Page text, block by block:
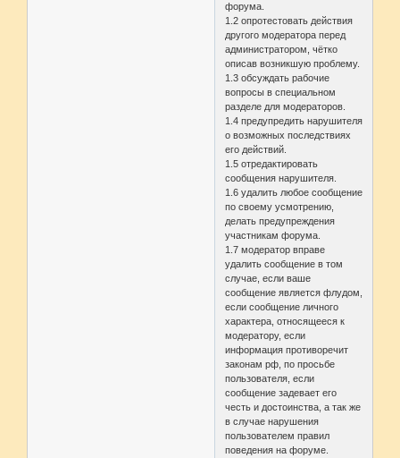
форума.
1.2 опротестовать действия
другого модератора перед
администратором, чётко
описав возникшую проблему.
1.3 обсуждать рабочие
вопросы в специальном
разделе для модераторов.
1.4 предупредить нарушителя
о возможных последствиях
его действий.
1.5 отредактировать
сообщения нарушителя.
1.6 удалить любое сообщение
по своему усмотрению,
делать предупреждения
участникам форума.
1.7 модератор вправе
удалить сообщение в том
случае, если ваше
сообщение является флудом,
если сообщение личного
характера, относящееся к
модератору, если
информация противоречит
законам рф, по просьбе
пользователя, если
сообщение задевает его
честь и достоинства, а так же
в случае нарушения
пользователем правил
поведения на форуме.